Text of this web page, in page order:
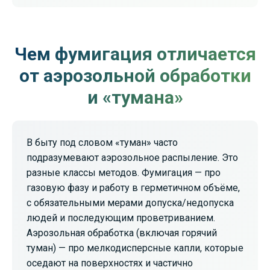
обработки.
Чем фумигация отличается
от аэрозольной обработки
и «тумана»
В быту под словом «туман» часто
подразумевают аэрозольное распыление. Это
разные классы методов. Фумигация — про
газовую фазу и работу в герметичном объёме,
с обязательными мерами допуска/недопуска
людей и последующим проветриванием.
Аэрозольная обработка (включая горячий
туман) — про мелкодисперсные капли, которые
оседают на поверхностях и частично